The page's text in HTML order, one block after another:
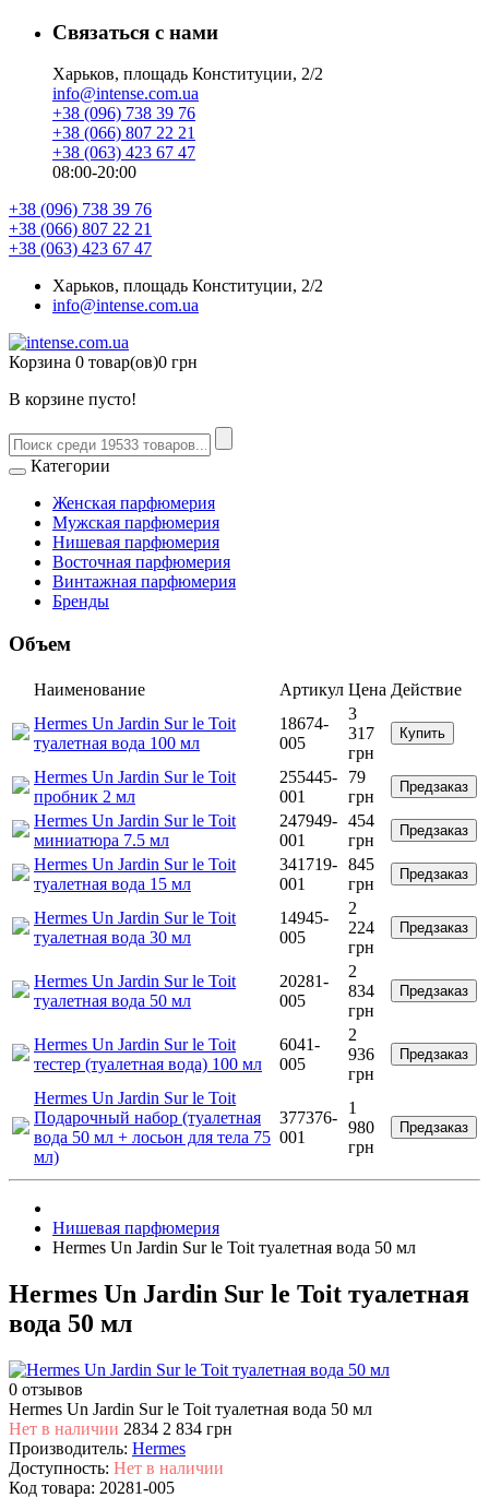
Связаться с нами
Харьков, площадь Конституции, 2/2
info@intense.com.ua
+38 (096) 738 39 76
+38 (066) 807 22 21
+38 (063) 423 67 47
08:00-20:00
+38 (096) 738 39 76
+38 (066) 807 22 21
+38 (063) 423 67 47
Харьков, площадь Конституции, 2/2
info@intense.com.ua
Корзина 0 товар(ов)0 грн
В корзине пусто!
Категории
Женская парфюмерия
Мужская парфюмерия
Нишевая парфюмерия
Восточная парфюмерия
Винтажная парфюмерия
Бренды
Объем
Наименование Артикул Цена Действие
Hermes Un Jardin Sur le Toit
туалетная вода 100 мл
18674-
005
3
317
грн
Купить
Hermes Un Jardin Sur le Toit
пробник 2 мл
255445-
001
79
грн
Предзаказ
Hermes Un Jardin Sur le Toit
миниатюра 7.5 мл
247949-
001
454
грн
Предзаказ
Hermes Un Jardin Sur le Toit
туалетная вода 15 мл
341719-
001
845
грн
Предзаказ
Hermes Un Jardin Sur le Toit
туалетная вода 30 мл
14945-
005
2
224
грн
Предзаказ
Hermes Un Jardin Sur le Toit
туалетная вода 50 мл
20281-
005
2
834
грн
Предзаказ
Hermes Un Jardin Sur le Toit
тестер (туалетная вода) 100 мл
6041-
005
2
936
грн
Предзаказ
Hermes Un Jardin Sur le Toit
Подарочный набор (туалетная
вода 50 мл + лосьон для тела 75
мл)
377376-
001
1
980
грн
Предзаказ
Нишевая парфюмерия
Hermes Un Jardin Sur le Toit туалетная вода 50 мл
Hermes Un Jardin Sur le Toit туалетная
вода 50 мл
0 отзывов
Hermes Un Jardin Sur le Toit туалетная вода 50 мл
Нет в наличии 2834 2 834 грн
Производитель: Hermes
Доступность: Нет в наличии
Код товара: 20281-005